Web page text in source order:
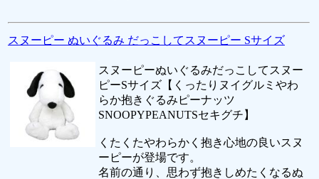
スヌーピー ぬいぐるみ だっこしてスヌーピー Sサイズ
スヌーピーぬいぐるみだっこしてスヌー
ピーSサイズ【くったりヌイグルミやわ
らか抱きぐるみピーナッツ
SNOOPYPEANUTSセキグチ】
くたくたやわらかく抱き心地の良いスヌ
ーピーが登場です。
名前の通り、思わず抱きしめたくなるぬ